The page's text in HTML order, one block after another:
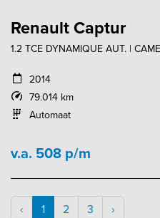
Renault Captur
1.2 TCE DYNAMIQUE AUT. |
2014
79.014 km
Automaat
v.a. 508 p/m
‹ 1 2 3 ›